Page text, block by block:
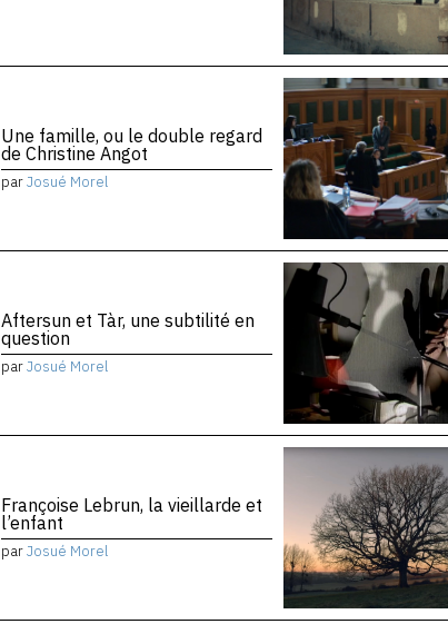
Une famille, ou le double regard
de Christine Angot
parJosué Morel
Aftersun et Tàr, une subtilité en
question
parJosué Morel
Françoise Lebrun, la vieillarde et
l’enfant
parJosué Morel